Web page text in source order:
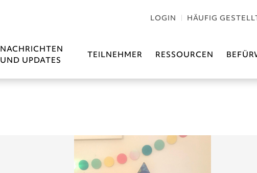
LOGIN HÄUFIG
NACHRICHTEN
UND UPDATES
TEILNEHMER RESSOURCEN